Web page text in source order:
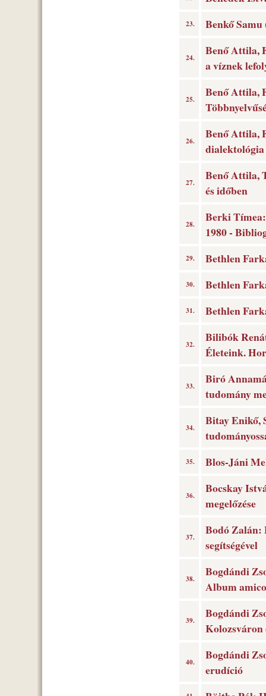
23. Benkő
24.
Benő Attila,
a víznek
25.
Benő Attila,
26.
Benő Attila,
dialektológia
27.
Benő Attila,
és időben
28.
Berki
1980 -
29. Bethlen
30. Bethlen
31. Bethlen
32.
Bilibók
Életeink.
33.
Biró
tudomány
34.
Bitay Enikő,
35. Blos-Jáni
36.
Bocskay
megelőzése
37.
Bodó Zalán:
segítségével
38.
Bogdándi
Album
39.
Bogdándi
Kolozsváron
40.
Bogdándi
erudíció